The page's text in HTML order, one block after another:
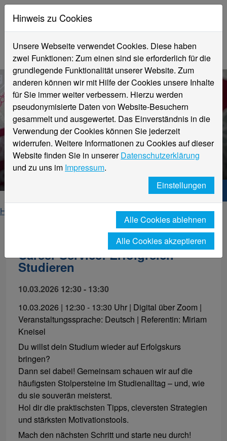
Kalendereinträge
Hochschule Niederrhein. Dein Weg.
Home
Gleichstellung
Events
Career Service: Erfolgreich
Studieren
10.03.2026 12:30 - 13:30
10.03.2026 | 12:30 - 13:30 Uhr | Digital über Zoom |
Veranstaltungssprache: Deutsch | Referentin: Miriam
Kneisel
Du willst dein Studium wieder auf Erfolgskurs
bringen?
Dann sei dabei! Gemeinsam schauen wir auf die
häufigsten Stolpersteine im Studienalltag – und, wie
du sie souverän meisterst.
Hol dir die praktischsten Tipps, cleversten Strategien
und stärksten Motivationstools.
Mach den nächsten Schritt und starte neu durch!
Hinweis zu Cookies
Unsere Webseite verwendet Cookies. Diese haben
zwei Funktionen: Zum einen sind sie erforderlich für die
grundlegende Funktionalität unserer Website. Zum
anderen können wir mit Hilfe der Cookies unsere Inhalte
für Sie immer weiter verbessern. Hierzu werden
pseudonymisierte Daten von Website-Besuchern
gesammelt und ausgewertet. Das Einverständnis in die
Verwendung der Cookies können Sie jederzeit
widerrufen. Weitere Informationen zu Cookies auf dieser
Website finden Sie in unsererDatenschutzerklärung
und zu uns im Impressum.
Einstellungen
Alle Cookies ablehnen
Alle Cookies akzeptieren